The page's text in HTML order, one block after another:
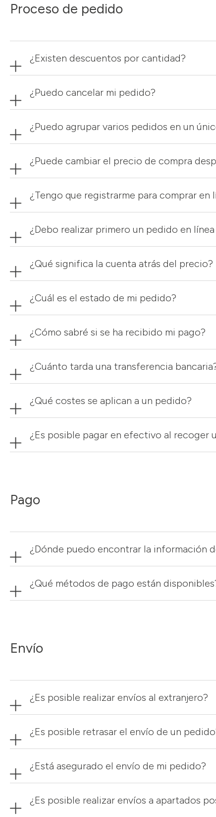
Proceso de pedido
¿Existen descuentos por cantidad?
¿Puedo cancelar mi pedido?
¿Puedo agrupar varios pedidos en un
¿Puede cambiar el precio de compra
¿Tengo que registrarme para comprar en
¿Debo realizar primero un pedido en
¿Qué significa la cuenta atrás del precio?
¿Cuál es el estado de mi pedido?
¿Cómo sabré si se ha recibido mi pago?
¿Cuánto tarda una transferencia
¿Qué costes se aplican a un pedido?
¿Es posible pagar en efectivo al recoger
Pago
¿Dónde puedo encontrar la información
¿Qué métodos de pago están
Envío
¿Es posible realizar envíos al extranjero?
¿Es posible retrasar el envío de un
¿Está asegurado el envío de mi pedido?
¿Es posible realizar envíos a apartados